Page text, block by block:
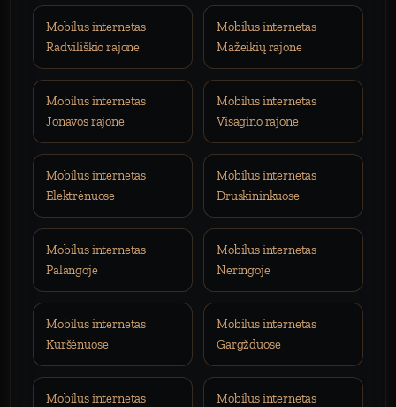
Mobilus internetas
Radviliškio rajone
Mobilus internetas
Mažeikių rajone
Mobilus internetas
Jonavos rajone
Mobilus internetas
Visagino rajone
Mobilus internetas
Elektrėnuose
Mobilus internetas
Druskininkuose
Mobilus internetas
Palangoje
Mobilus internetas
Neringoje
Mobilus internetas
Kuršėnuose
Mobilus internetas
Gargžduose
Mobilus internetas Mobilus internetas